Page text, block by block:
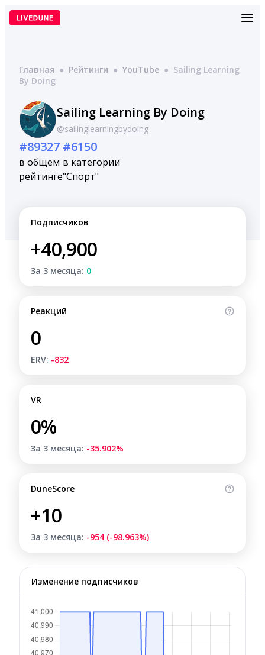
Перейти
Главная ● Рейтинги ● YouTube ● Sailing Learning
By Doing
Sailing Learning By Doing
@sailinglearningbydoing
#89327
в общем
рейтинге
#6150
в категории
"Спорт"
Подписчиков
+40,900
За 3 месяца: 0
Реакций
0
ERV: -832
VR
0%
За 3 месяца: -35.902%
DuneScore
+10
За 3 месяца: -954 (-98.963%)
Изменение подписчиков